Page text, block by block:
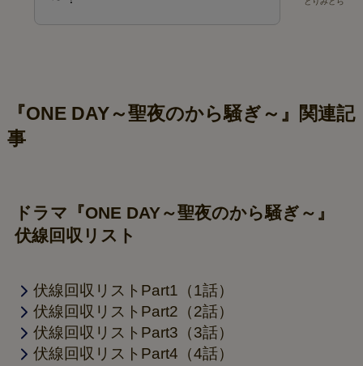
『ONE DAY～聖夜のから騒ぎ～』関連記
事
ドラマ『ONE DAY～聖夜のから騒ぎ～』
伏線回収リスト
伏線回収リストPart1（1話）
伏線回収リストPart2（2話）
伏線回収リストPart3（3話）
伏線回収リストPart4（4話）